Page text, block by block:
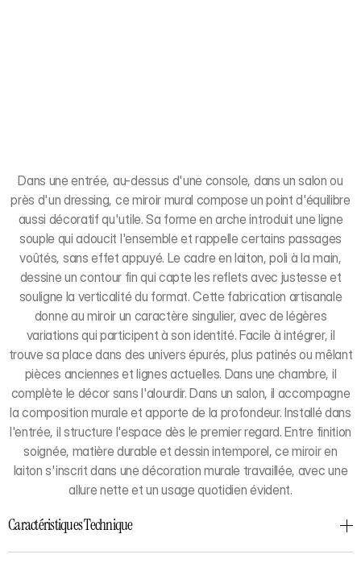
Dans une entrée, au-dessus d'une console, dans un salon ou
près d'un dressing, ce miroir mural compose un point d'équilibre
aussi décoratif qu'utile. Sa forme en arche introduit une ligne
souple qui adoucit l'ensemble et rappelle certains passages
voûtés, sans effet appuyé. Le cadre en laiton, poli à la main,
dessine un contour fin qui capte les reflets avec justesse et
souligne la verticalité du format. Cette fabrication artisanale
donne au miroir un caractère singulier, avec de légères
variations qui participent à son identité. Facile à intégrer, il
trouve sa place dans des univers épurés, plus patinés ou mêlant
pièces anciennes et lignes actuelles. Dans une chambre, il
complète le décor sans l'alourdir. Dans un salon, il accompagne
la composition murale et apporte de la profondeur. Installé dans
l'entrée, il structure l'espace dès le premier regard. Entre finition
soignée, matière durable et dessin intemporel, ce miroir en
laiton s'inscrit dans une décoration murale travaillée, avec une
allure nette et un usage quotidien évident.
Caractéristiques Technique